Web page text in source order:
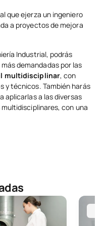
que ejerza un ingeniero
a proyectos de mejora
Industrial, podrás
demandadas por las
multidisciplinar, con
y técnicos. También harás
aplicarlas a las diversas
con una
Sistemas IndustrialesGrado